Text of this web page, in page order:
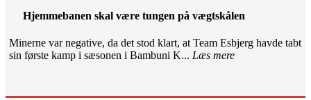
Hjemmebanen skal være tungen på vægtskålen
Minerne var negative, da det stod klart, at Team Esbjerg havde tabt
sin første kamp i sæsonen i Bambuni K... Læs mere